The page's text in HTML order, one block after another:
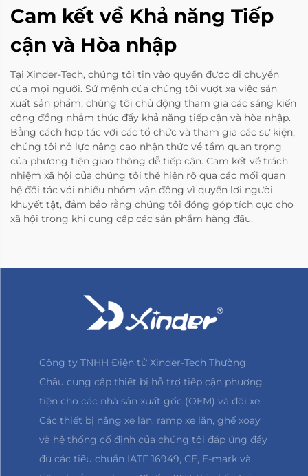
Cam kết về Khả năng Tiếp
cận và Hòa nhập
Tại Xinder-Tech, chúng tôi tin vào quyền được di chuyển
của mọi người. Sứ mệnh của chúng tôi vượt xa việc sản
xuất sản phẩm; chúng tôi chủ động tham gia các sáng kiến
cộng đồng nhằm thúc đẩy khả năng tiếp cận và hòa nhập.
Bằng cách hợp tác với các tổ chức và tham gia các sự kiện,
chúng tôi nỗ lực nâng cao nhận thức về tầm quan trọng
của phương tiện giao thông dễ tiếp cận. Cam kết về trách
nhiệm xã hội của chúng tôi thể hiện rõ qua các mối quan
hệ đối tác với nhiều nhóm vận động vì quyền lợi người
khuyết tật, đảm bảo rằng chúng tôi đóng góp tích cực cho
xã hội trong khi cung cấp các sản phẩm hàng đầu.
Công ty TNHH Điện tử Xinder-Tech Thường
Châu cung cấp thiết bị hỗ trợ tiếp cận phương
tiện cho các nhà sản xuất gốc (OEM) và đội xe.
Các thiết bị nâng xe lăn, ramp xe lăn, ghế xoay
và hệ thống cố định của chúng tôi đáp ứng đầy
đủ các tiêu chuẩn IATF 16949, CE, E-mark và